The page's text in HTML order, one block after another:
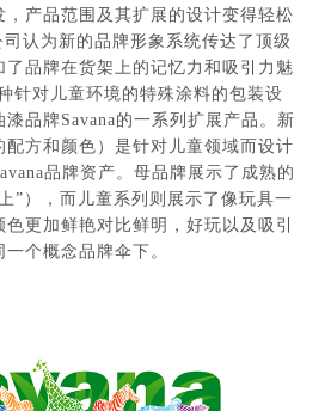
，产品范围及其扩展的设计变得轻松
认为新的品牌形象系统传达了顶级
了品牌在货架上的记忆力和吸引力魅
针对儿童环境的特殊涂料的包装设
品牌Savana的一系列扩展产品。新
配方和颜色）是针对儿童领域而设计
品牌资产。母品牌展示了成熟的
”），而儿童系列则展示了像玩具一
更加鲜艳对比鲜明，好玩以及吸引
个概念品牌伞下。